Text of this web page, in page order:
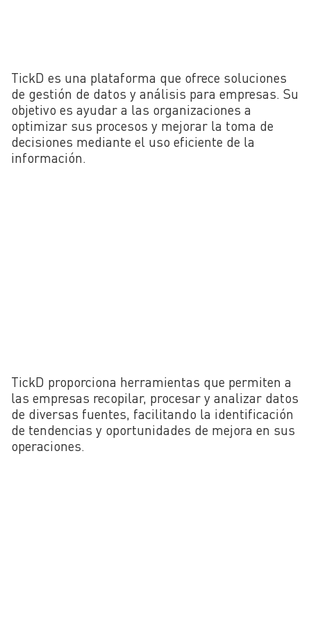
TickD es una plataforma que ofrece soluciones
de gestión de datos y análisis para empresas. Su
objetivo es ayudar a las organizaciones a
optimizar sus procesos y mejorar la toma de
decisiones mediante el uso eficiente de la
información.
TickD proporciona herramientas que permiten a
las empresas recopilar, procesar y analizar datos
de diversas fuentes, facilitando la identificación
de tendencias y oportunidades de mejora en sus
operaciones.